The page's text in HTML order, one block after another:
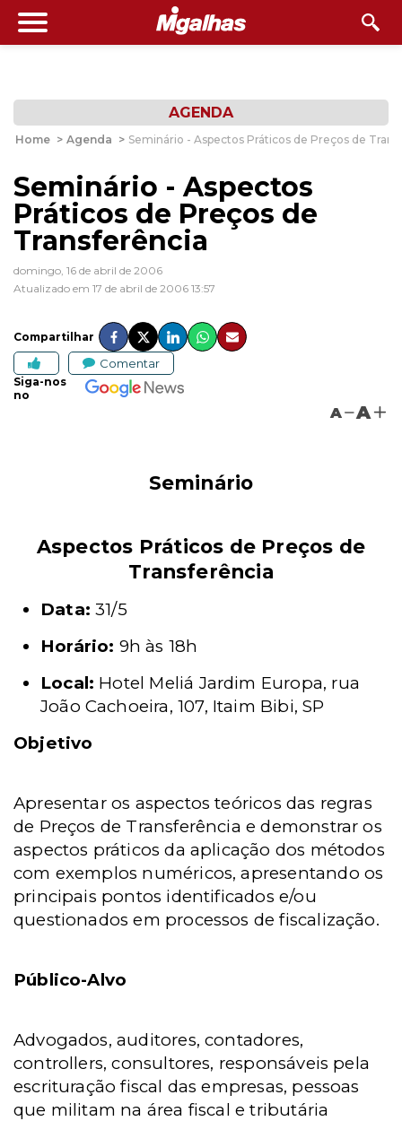
AGENDA
Home > Agenda > Seminário - Aspectos Práticos de Preços de
Seminário - Aspectos
Práticos de Preços de
Transferência
domingo, 16 de abril de 2006
Atualizado em 17 de abril de 2006 13:57
Compartilhar
Comentar
Siga-nos
no
A A
Seminário
Aspectos Práticos de Preços de
Transferência
Data: 31/5
Horário: 9h às 18h
Local: Hotel Meliá Jardim Europa, rua
João Cachoeira, 107, Itaim Bibi, SP
Objetivo
Apresentar os aspectos teóricos das regras
de Preços de Transferência e demonstrar os
aspectos práticos da aplicação dos métodos
com exemplos numéricos, apresentando os
principais pontos identificados e/ou
questionados em processos de fiscalização.
Público-Alvo
Advogados, auditores, contadores,
controllers, consultores, responsáveis pela
escrituração fiscal das empresas, pessoas
que militam na área fiscal e tributária